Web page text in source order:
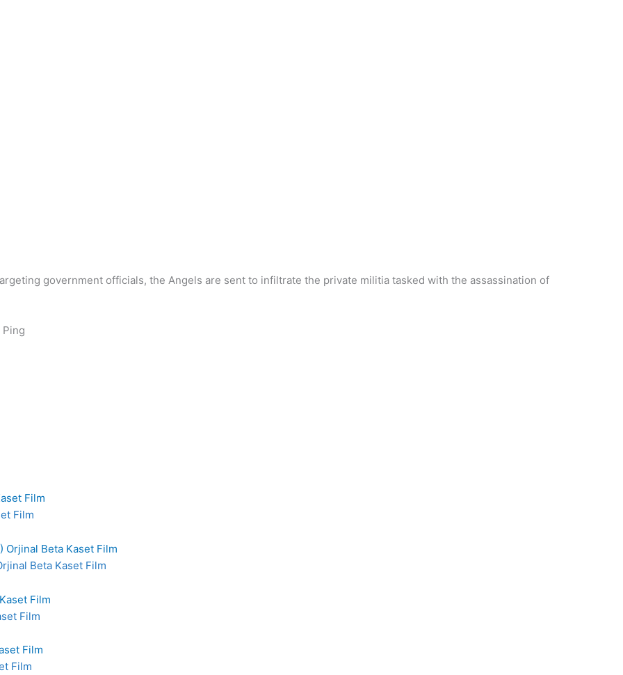
government officials, the Angels are sent to infiltrate the private militia tasked with the assassination of
Ping
Film
Beta Kaset Film
Film
Film